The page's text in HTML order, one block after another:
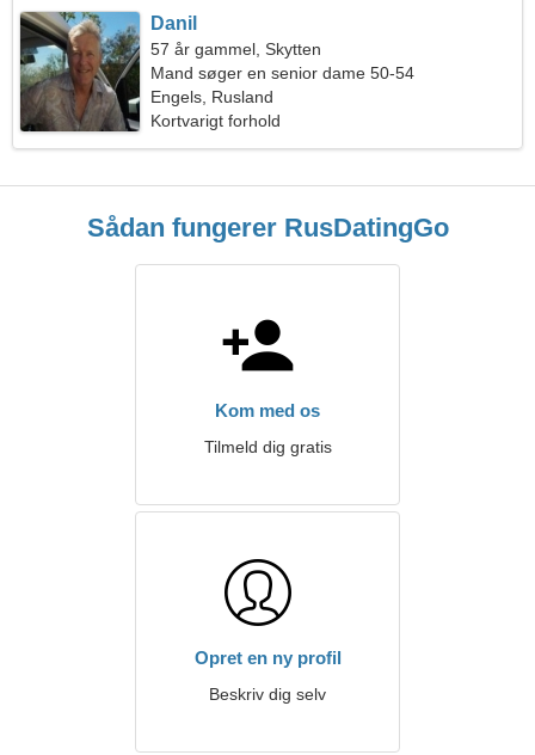
Danil
57 år gammel, Skytten
Mand søger en senior dame 50-54
Engels, Rusland
Kortvarigt forhold
Sådan fungerer RusDatingGo
Kom med os
Tilmeld dig gratis
Opret en ny profil
Beskriv dig selv